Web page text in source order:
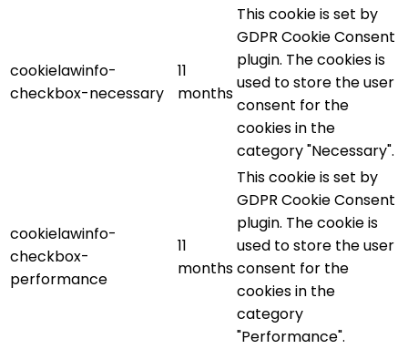
cookielawinfo-
checkbox-necessary
11
months
This cookie is set by
GDPR Cookie Consent
plugin. The cookies is
used to store the user
consent for the
cookies in the
category "Necessary".
cookielawinfo-
checkbox-
performance
11
months
This cookie is set by
GDPR Cookie Consent
plugin. The cookie is
used to store the user
consent for the
cookies in the
category
"Performance".